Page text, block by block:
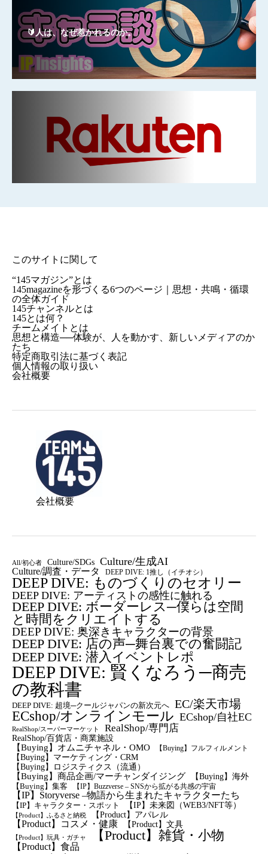
🔰人は、なぜ惹かれるのか。
このサイトに関して
“145マガジン”とは
145magazineを形づくる6つのページ｜思想・共鳴・循環
の全体ガイド
145チャンネルとは
145とは何？
チームメイトとは
思想と構造──体験が、人を動かす、新しいメディアのか
たち
特定商取引法に基づく表記
個人情報の取り扱い
会社概要
会社概要
All/初心者 Culture/SDGs Culture/生成AI
Culture/調査・データ DEEP DIVE: 1推し（イチオシ）
DEEP DIVE: ものづくりのセオリー
DEEP DIVE: アーティストの感性に触れる
DEEP DIVE: ボーダーレス─僕らは空間
と時間をクリエイトする
DEEP DIVE: 奥深きキャラクターの背景
DEEP DIVE: 店の声─舞台裏での奮闘記
DEEP DIVE: 潜入イベントレポ
DEEP DIVE: 賢くなろう─商売
の教科書
DEEP DIVE: 超境─クールジャパンの新次元へ EC/楽天市場
ECshop/オンラインモール ECshop/自社EC
RealShop/スーパーマーケット RealShop/専門店
RealShop/百貨店・商業施設
【Buying】オムニチャネル・OMO
【Buying】フルフィルメント
【Buying】マーケティング・CRM
【buying】ロジスティクス（流通）
【Buying】商品企画/マーチャンダイジング 【Buying】海外
【Buying】集客 【IP】Buzzverse – SNSから拡がる共感の宇宙
【IP】Storyverse –物語から生まれたキャラクターたち
【IP】キャラクター・スポット 【IP】未来図（WEB3/NFT等）
【Product】ふるさと納税 【Product】アパレル
【Product】コスメ・健康 【Product】文具
【Product】玩具・ガチャ 【Product】雑貨・小物
【Product】食品